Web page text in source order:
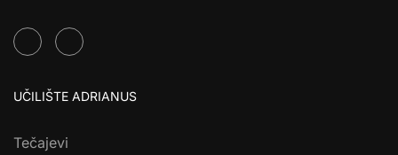
UČILIŠTE ADRIANUS
Tečajevi